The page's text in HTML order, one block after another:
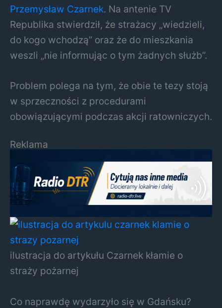
Przemysław Czarnek. Na antenie TV
Republika stwierdził, że strażacy „wiedzieli,
do kogo wchodzą” oraz że do mieszkania
weszli „nie informując o tym żadnych służb”.
Problem polega na tym, że obie te tezy stoją
w sprzeczności z procedurami
obowiązującymi podczas akcji ratowniczych.
Reklama
ilustracja do artykułu Czarnek kłamie o
straży pożarnej
Co naprawdę wydarzyło się w Gdańsku?